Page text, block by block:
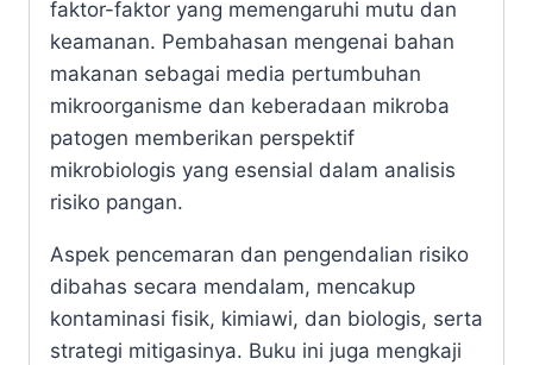
Disusun secara sistematis, buku ini
mengawali pembahasan dengan konsep
dasar sanitasi dan higiene pangan sebagai
landasan ilmiah. Selanjutnya, diuraikan
karakteristik, klasifikasi, serta mekanisme
kerusakan bahan pangan untuk memahami
faktor-faktor yang memengaruhi mutu dan
keamanan. Pembahasan mengenai bahan
makanan sebagai media pertumbuhan
mikroorganisme dan keberadaan mikroba